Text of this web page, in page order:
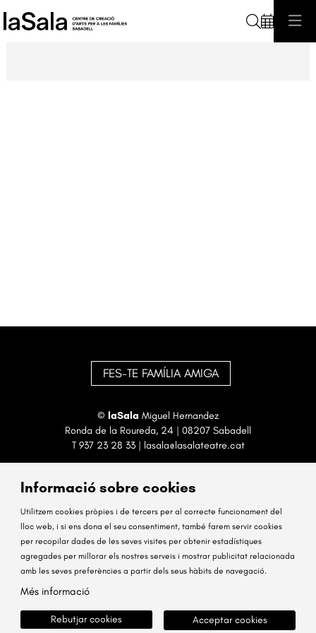
FES-TE FAMÍLIA AMIGA
© laSala Miguel Hernandez
Ronda de la Roureda, 24 | 08207 Sabadell
T 937 23 28 33| lasala@lasalateatre.cat
Sitemap Avís Legal Ús de Cookies Contactar
Link a instagram
Link a facebook
Informació sobre cookies
Utilitzem cookies pròpies i de tercers per al correcte funcionament del
lloc web, i si ens dona el seu consentiment, també farem servir cookies
per recopilar dades de les seves visites per obtenir estadístiques
agregades per millorar els nostres serveis i mostrar publicitat relacionada
amb les seves preferències a partir dels seus hàbits de navegació.
Més informació
Acceptar cookies
Rebutjar cookies